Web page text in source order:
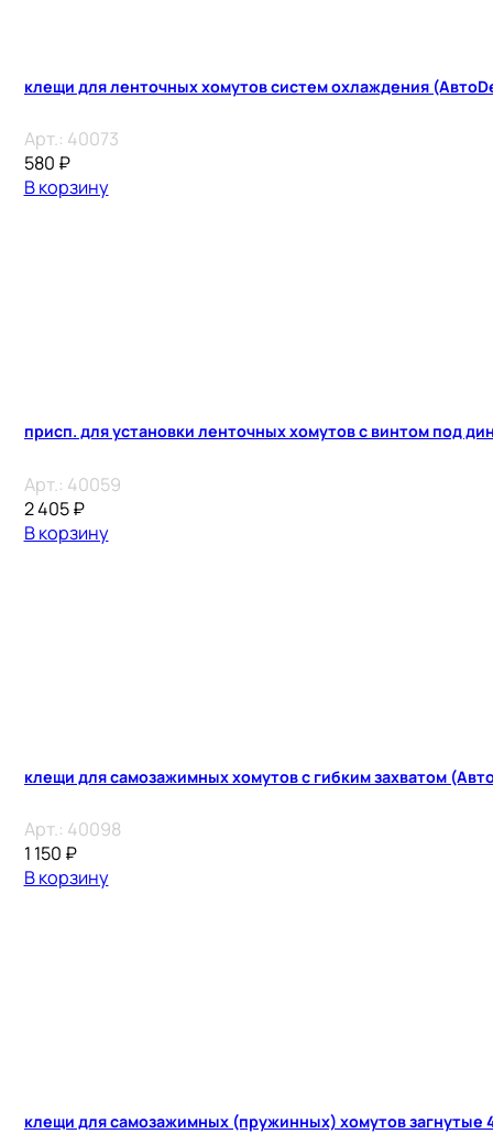
клещи для ленточных хомутов систем охлаждения
Арт.: 40073
580 ₽
В корзину
присп. для установки ленточных хомутов с винтом под
Арт.: 40059
2 405₽
В корзину
клещи для самозажимных хомутов с гибким захватом
Арт.: 40098
1 150 ₽
В корзину
клещи для самозажимных (пружинных) хомутов загнутые